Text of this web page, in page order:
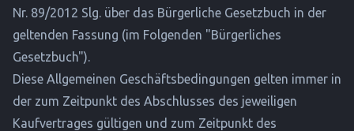
Nr. 89/2012 Slg. über das Bürgerliche Gesetzbuch in der
geltenden Fassung (im Folgenden "Bürgerliches
Gesetzbuch").
Diese Allgemeinen Geschäftsbedingungen gelten immer in
der zum Zeitpunkt des Abschlusses des jeweiligen
Kaufvertrages gültigen und zum Zeitpunkt des